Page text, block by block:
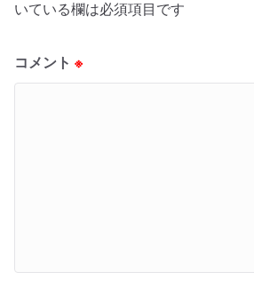
いている欄は必須項目です
コメント ※